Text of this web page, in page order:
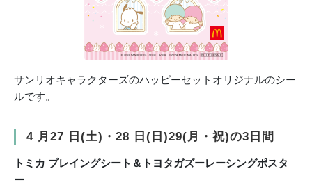
サンリオキャラクターズのハッピーセットオリジナルのシー
ルです。
4 月27 日(⼟)・28 日(日)29(月・祝)の3日間
トミカ プレイングシート＆トヨタガズーレーシングポスタ
ー